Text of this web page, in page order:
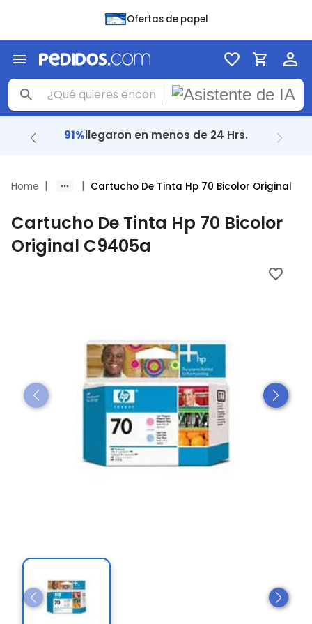
Ofertas de papel
91%llegaron en menos de 24 Hrs.
Home | | Cartucho De Tinta Hp 70 Bicolor Original
Cartucho De Tinta Hp 70 Bicolor
Original C9405a